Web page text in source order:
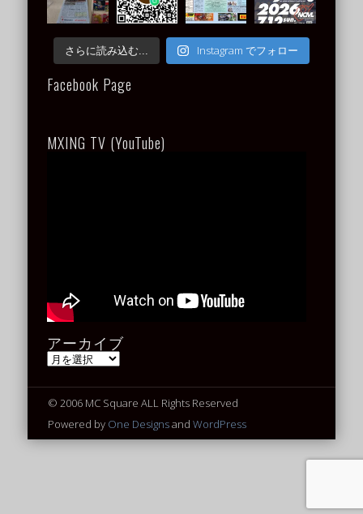
さらに読み込む... Instagram でフォロー
Facebook Page
MXING TV (YouTube)
アーカイブ
ア
ー
イ
ブ
© 2006 MC Square ALL Rights Reserved
Powered by One Designsand WordPress